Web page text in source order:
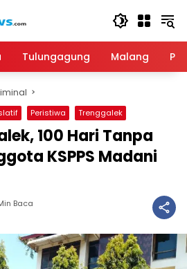
Tulungagung Malang
Peristiwa Trenggalek
100 Hari Tanpa
KSPPS Madani
Baca